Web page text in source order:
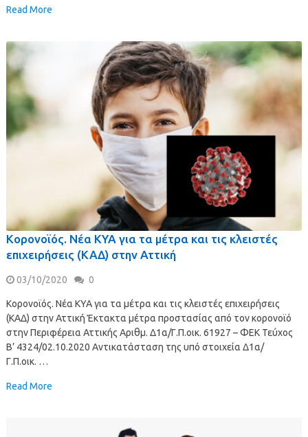
Read More
Κορονοϊός. Νέα ΚΥΑ για τα μέτρα και τις κλειστές
επιχειρήσεις (ΚΑΔ) στην Αττική
03/10/2020 0
Κορονοϊός. Νέα ΚΥΑ για τα μέτρα και τις κλειστές επιχειρήσεις
(ΚΑΔ) στην Αττική Έκτακτα μέτρα προστασίας από τον κορονοϊό
στην Περιφέρεια Αττικής Αριθμ. Δ1α/Γ.Π.οικ. 61927 – ΦΕΚ Τεύχος
B’ 4324/02.10.2020 Αντικατάσταση της υπό στοιχεία Δ1α/
Γ.Π.οικ. …
Read More